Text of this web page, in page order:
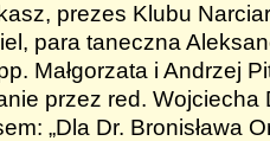
prezes Klubu
para taneczna
Małgorzata i Andrzej
przez red. Wojciecha
„Dla Dr. Bronisława